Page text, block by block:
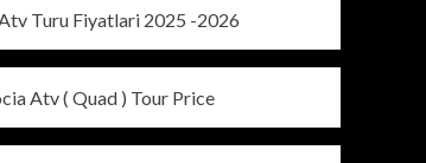
Turu Fiyatlari 2025 -2026
Atv ( Quad ) Tour Price